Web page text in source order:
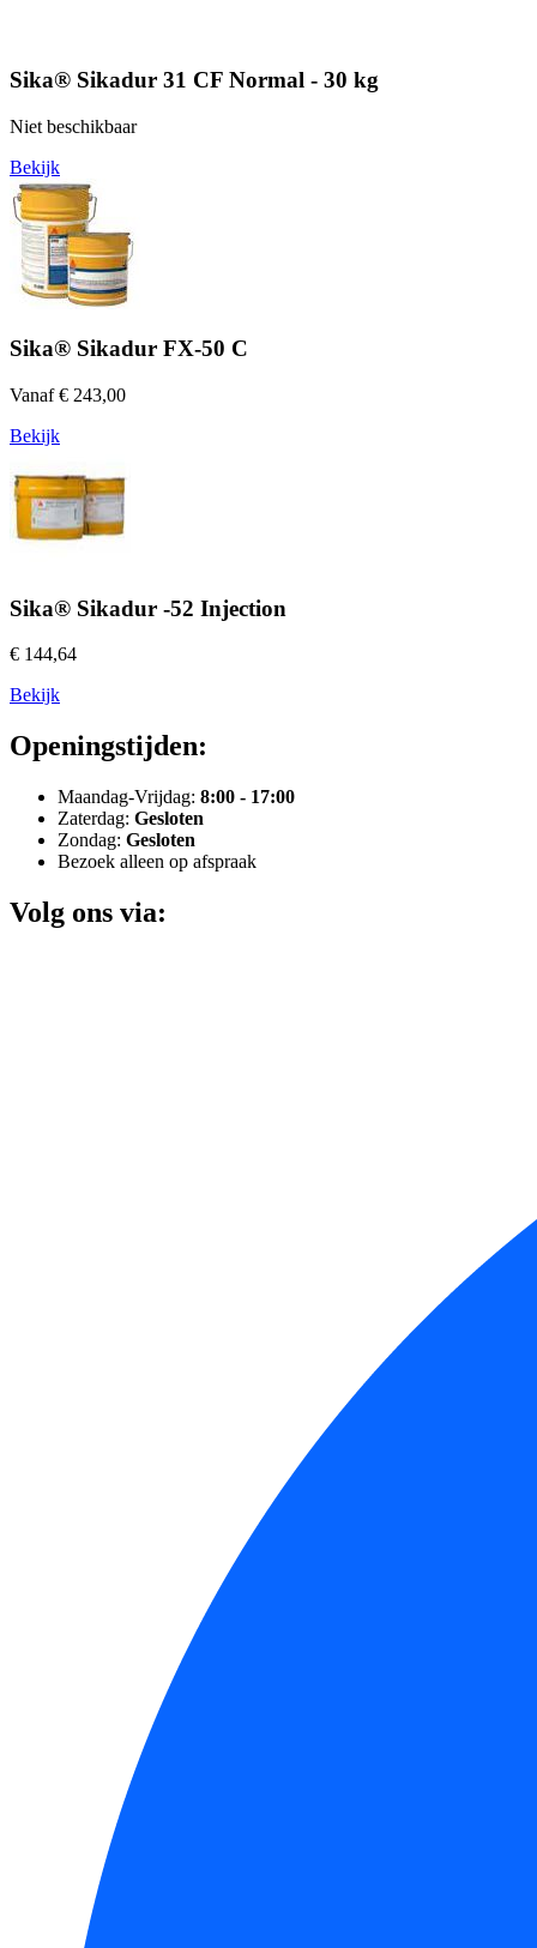
Sika® Sikadur 31 CF Normal - 30 kg
Niet beschikbaar
Bekijk
Sika® Sikadur FX-50 C
Vanaf € 243,00
Bekijk
Sika® Sikadur -52 Injection
€ 144,64
Bekijk
Openingstijden:
Maandag-Vrijdag: 8:00 - 17:00
Zaterdag: Gesloten
Zondag: Gesloten
Bezoek alleen op afspraak
Volg ons via: